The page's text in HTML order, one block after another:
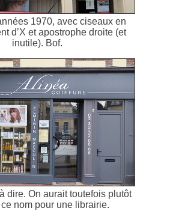
1970, avec ciseaux en
d’X et apostrophe droite (et
inutile). Bof.
dire. On aurait toutefois plutôt
nom pour une librairie.